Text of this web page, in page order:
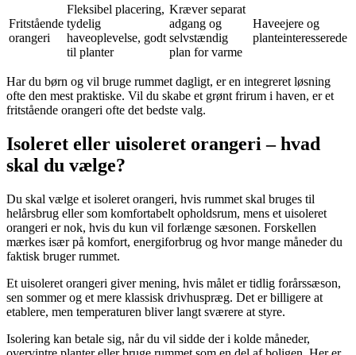
Fritstående
orangeri
Fleksibel placering,
tydelig
haveoplevelse, godt
til planter
Kræver separat
adgang og
selvstændig
plan for varme
Haveejere og
planteinteresserede
Har du børn og vil bruge rummet dagligt, er en integreret løsning
ofte den mest praktiske. Vil du skabe et grønt frirum i haven, er et
fritstående orangeri ofte det bedste valg.
Isoleret eller uisoleret orangeri – hvad
skal du vælge?
Du skal vælge et isoleret orangeri, hvis rummet skal bruges til
helårsbrug eller som komfortabelt opholdsrum, mens et uisoleret
orangeri er nok, hvis du kun vil forlænge sæsonen. Forskellen
mærkes især på komfort, energiforbrug og hvor mange måneder du
faktisk bruger rummet.
Et uisoleret orangeri giver mening, hvis målet er tidlig forårssæson,
sen sommer og et mere klassisk drivhuspræg. Det er billigere at
etablere, men temperaturen bliver langt sværere at styre.
Isolering kan betale sig, når du vil sidde der i kolde måneder,